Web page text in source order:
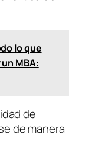
lo que
MBA:
de
de manera